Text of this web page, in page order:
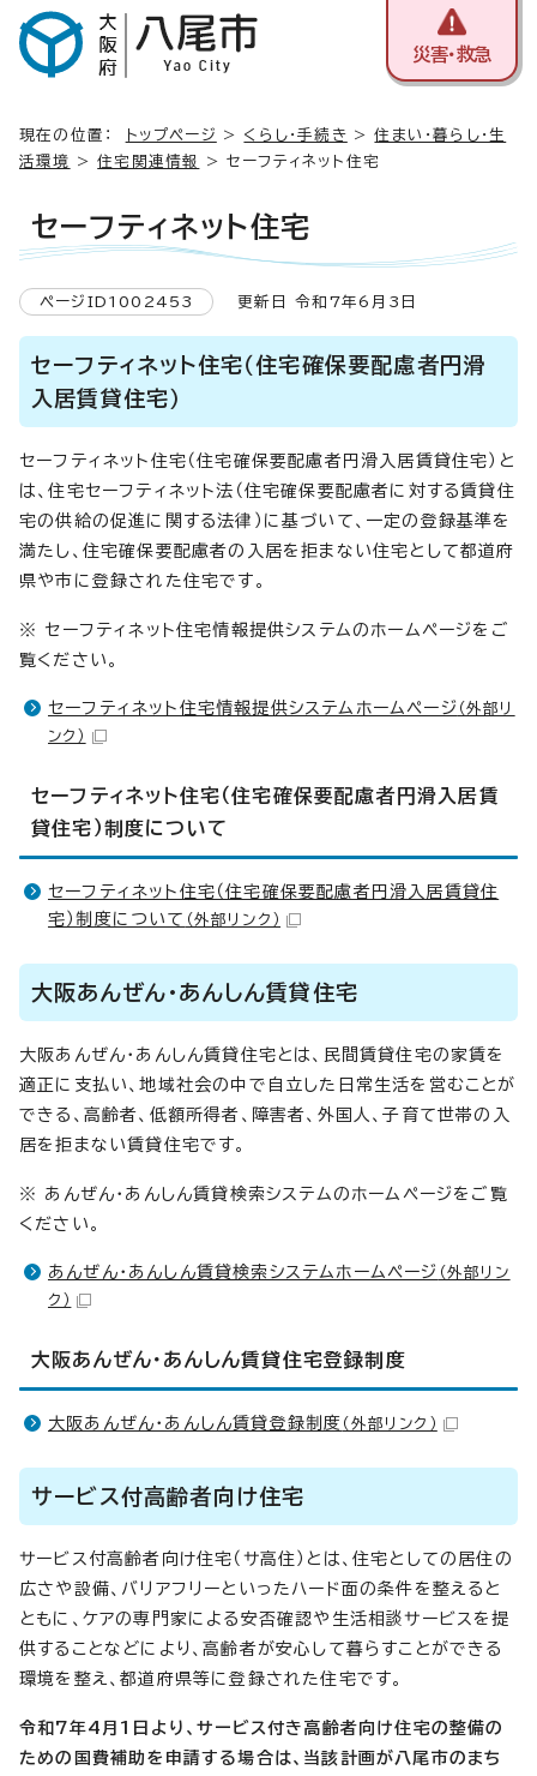
災害・救急
現在の位置： トップページ > くらし・手続き >住まい・暮らし・生
活環境
>住宅関連情報 > セーフティネット住宅
セーフティネット住宅
ページID1002453 更新日 令和7年6月3日
セーフティネット住宅（住宅確保要配慮者円滑
入居賃貸住宅）
セーフティネット住宅（住宅確保要配慮者円滑入居賃貸住宅）と
は、住宅セーフティネット法（住宅確保要配慮者に対する賃貸住
宅の供給の促進に関する法律）に基づいて、一定の登録基準を
満たし、住宅確保要配慮者の入居を拒まない住宅として都道府
県や市に登録された住宅です。
※ セーフティネット住宅情報提供システムのホームページをご
覧ください。
セーフティネット住宅情報提供システムホームページ （外部リ
ンク）
セーフティネット住宅（住宅確保要配慮者円滑入居賃
貸住宅）制度について
セーフティネット住宅（住宅確保要配慮者円滑入居賃貸住
宅）制度について （外部リンク）
大阪あんぜん・あんしん賃貸住宅
大阪あんぜん・あんしん賃貸住宅とは、民間賃貸住宅の家賃を
適正に支払い、地域社会の中で自立した日常生活を営むことが
できる、高齢者、低額所得者、障害者、外国人、子育て世帯の入
居を拒まない賃貸住宅です。
※ あんぜん・あんしん賃貸検索システムのホームページをご覧
ください。
あんぜん・あんしん賃貸検索システムホームページ （外部リン
ク）
大阪あんぜん・あんしん賃貸住宅登録制度
大阪あんぜん・あんしん賃貸登録制度 （外部リンク）
サービス付高齢者向け住宅
サービス付高齢者向け住宅（サ高住）とは、住宅としての居住の
広さや設備、バリアフリーといったハード面の条件を整えると
ともに、ケアの専門家による安否確認や生活相談サービスを提
供することなどにより、高齢者が安心して暮らすことができる
環境を整え、都道府県等に登録された住宅です。
令和7年4月1日より、サービス付き高齢者向け住宅の整備の
ための国費補助を申請する場合は、当該計画が八尾市のまち